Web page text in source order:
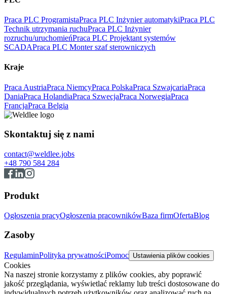
Praca PLC ProgramistaPraca PLC Inżynier automatykiPraca PLC
Technik utrzymania ruchuPraca PLC Inżynier
rozruchu/uruchomieńPraca PLC Projektant systemów
SCADAPraca PLC Monter szaf sterowniczych
Kraje
Praca AustriaPraca NiemcyPraca PolskaPraca SzwajcariaPraca
DaniaPraca HolandiaPraca SzwecjaPraca NorwegiaPraca
FrancjaPraca Belgia
Skontaktuj się z nami
contact@weldlee.jobs
+48 790 584 284
Produkt
Ogłoszenia pracyOgłoszenia pracownikówBaza firmOfertaBlog
Zasoby
RegulaminPolityka prywatnościPomoc Ustawienia plików cookies
Cookies
Na naszej stronie korzystamy z plików cookies, aby poprawić
jakość przeglądania, wyświetlać reklamy lub treści dostosowane do